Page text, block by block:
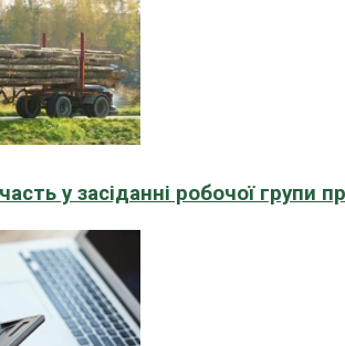
у засіданні робочої